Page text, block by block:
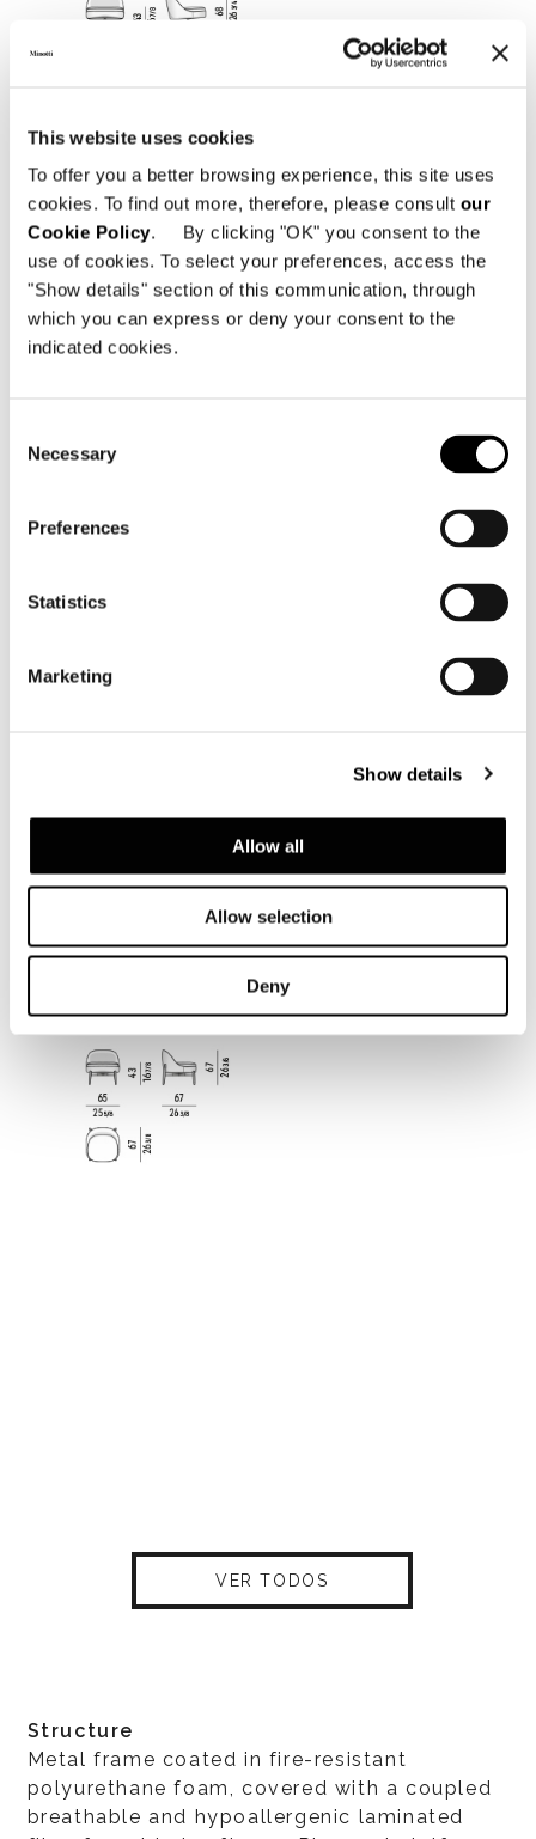
This website uses cookies
To offer you a better browsing experience, this site uses
cookies. To find out more, therefore, please consult our
Cookie Policy. By clicking "OK" you consent to the
use of cookies. To select your preferences, access the
"Show details" section of this communication, through
which you can express or deny your consent to the
indicated cookies.
Selection
Necessary
Preferences
Statistics
Marketing
Show details
Allow all
Allow selection
Deny
ARMCHAIR WITH ARMRESTS CM 87 - SWIVEL
LOUNGE ARMCHAIR CM 65 - FIXED
VER TODOS
Structure
Metal frame coated in fire-resistant
polyurethane foam, covered with a coupled
breathable and hypoallergenic laminated